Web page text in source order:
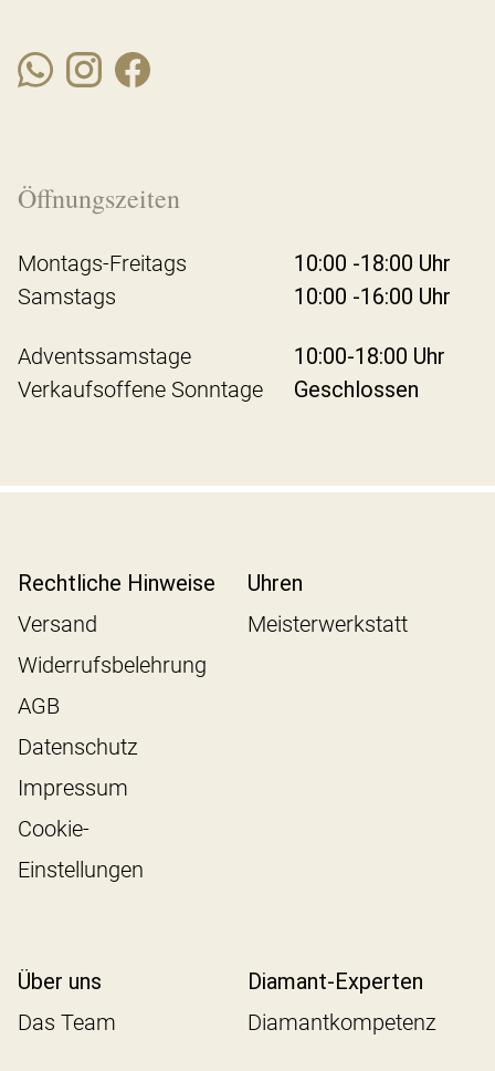
Öffnungszeiten
Montags-Freitags
10:00 -18:00 Uhr
Samstags
10:00 -16:00 Uhr
Adventssamstage
10:00-18:00 Uhr
Verkaufsoffene Sonntage
Geschlossen
Rechtliche Hinweise
Versand
Widerrufsbelehrung
AGB
Datenschutz
Impressum
Cookie-
Einstellungen
Uhren
Meisterwerkstatt
Über uns
Das Team
Diamant-Experten
Diamantkompetenz